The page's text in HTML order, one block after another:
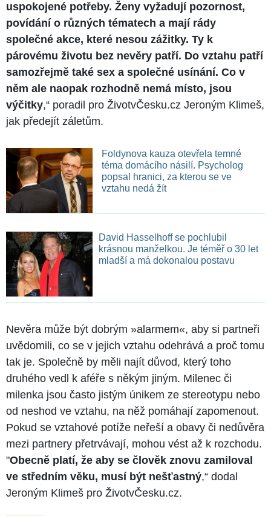
uspokojené potřeby. Ženy vyžadují pozornost,
povídání o různých tématech a mají rády
společné akce, které nesou zážitky. Ty k
párovému životu bez nevěry patří. Do vztahu patří
samozřejmě také sex a společné usínání. Co v
něm ale naopak rozhodně nemá místo, jsou
výčitky,“ poradil pro ŽivotvČesku.cz Jeroným Klimeš,
jak předejít záletům.
Foldynova kauza otevřela temné
téma domácího násilí. Psycholog
popsal hranici, za kterou se ve
vztahu nedá žít
David Hasselhoff se pochlubil
krásnou manželkou. Je téměř o 30 let
mladší a má dokonalou postavu
Nevěra může být dobrým »alarmem«, aby si partneři
uvědomili, co se v jejich vztahu odehrává a proč tomu
tak je. Společně by měli najít důvod, který toho
druhého vedl k aféře s někým jiným. Milenec či
milenka jsou často jistým únikem ze stereotypu nebo
od neshod ve vztahu, na něž pomáhají zapomenout.
Pokud se vztahové potíže neřeší a obavy či nedůvěra
mezi partnery přetrvávají, mohou vést až k rozchodu.
"Obecně platí, že aby se člověk znovu zamiloval
ve středním věku, musí být nešťastný,“ dodal
Jeroným Klimeš pro ŽivotvČesku.cz.